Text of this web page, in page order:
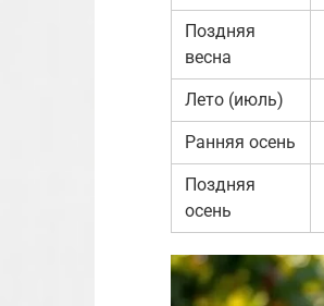
Поздняя
весна
Лето (июль)
Ранняя осень
Поздняя
осень